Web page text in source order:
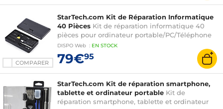
COMPARER
StarTech.com Kit de Réparation Informatique
40 Pièces Kit de réparation informatique 40
pièces pour ordinateur portable/PC/Téléphone
DISPO Web : EN STOCK
79€95
StarTech.com Kit de réparation smartphone,
tablette et ordinateur portable Kit de
réparation smartphone, tablette et ordinateur